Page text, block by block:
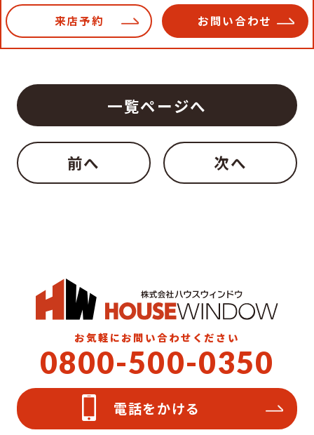
来店予約 お問い合わせ
前へ
一覧ページへ
次へ
お気軽にお問い合わせください
0800-500-0350
電話をかける